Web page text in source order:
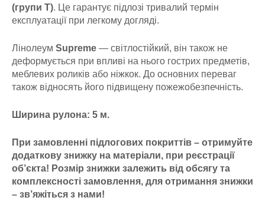
(групи Т). Це гарантує підлозі тривалий термін
експлуатації при легкому догляді.
Лінолеум Supreme — світлостійкий, він також не
деформується при впливі на нього гострих предметів,
меблевих роликів або ніжкок. До основних переваг
також відносять його підвищену пожежобезпечність.
Ширина рулона: 5 м.
При замовленні підлогових покриттів – отримуйте
додаткову знижку на матеріали, при реєстрації
об’єкта! Розмір знижки залежить від обсягу та
комплексності замовлення, для отримання знижки
– зв’яжіться з нами!